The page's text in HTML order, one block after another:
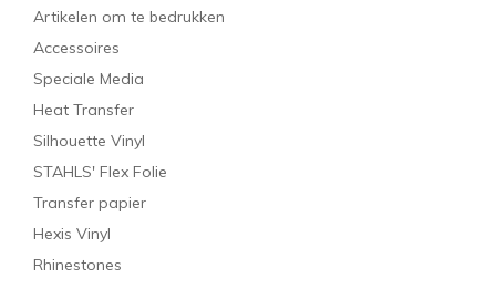
Artikelen om te bedrukken
Accessoires
Speciale Media
Heat Transfer
Silhouette Vinyl
STAHLS' Flex Folie
Transfer papier
Hexis Vinyl
Rhinestones